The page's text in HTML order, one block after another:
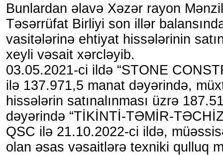
Bunlardan əlavə Xəzər rayon
Təsərrüfat Birliyi son illər
vasitələrinə ehtiyat hissələrinin
xeyli vəsait xərcləyib.
03.05.2021-ci ildə “STONE
ilə 137.971,5 manat dəyərində,
hissələrin satınalınması üzrə
dəyərində “TİKİNTİ-TƏMİR-
QSC ilə 21.10.2022-ci ildə,
olan əsas vəsaitlərə texniki qulluq